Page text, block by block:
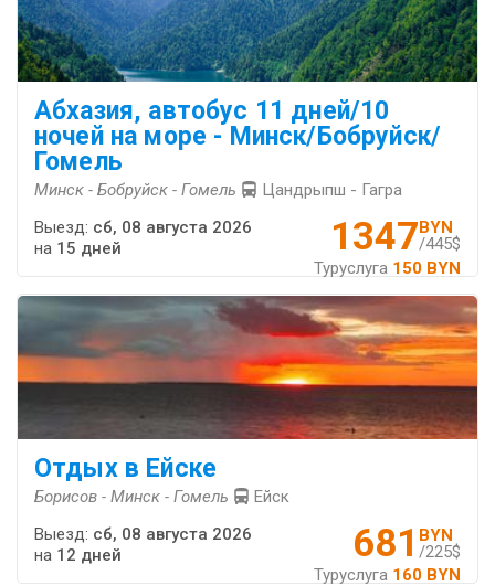
Абхазия, автобус 11 дней/10
ночей на море - Минск/Бобруйск/
Гомель
Минск - Бобруйск - Гомель Цандрыпш - Гагра
1347 BYN
/445$
Туруслуга 150 BYN
Выезд: сб, 08 августа 2026
на 15 дней
Отдых в Ейске
Борисов - Минск - Гомель Ейск
681 BYN
/225$
Туруслуга 160 BYN
Выезд: сб, 08 августа 2026
на 12 дней